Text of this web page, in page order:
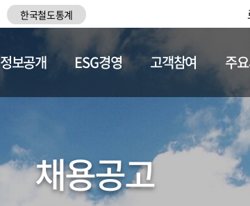
한국철도통계
채용정보
정보공개 ESG경영 고객참여 주
채용공고